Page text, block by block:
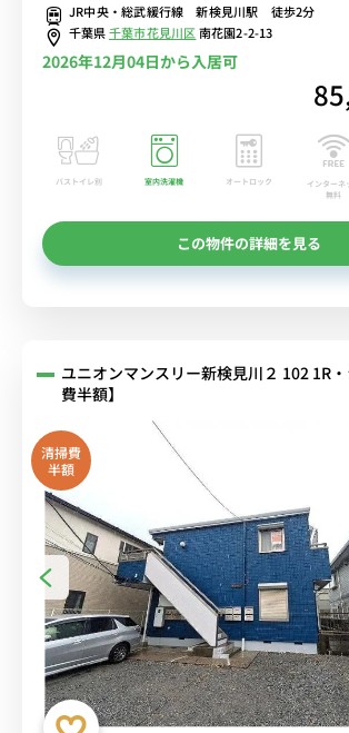
JR中央・総武緩行線 新検見川駅 徒歩2分
千葉県千葉市花見川区南花園2-2-13
2026年12月04日から入居可
バストイレ別 室内洗濯機 オートロック
インターネ
無料
この物件の詳細を見る
ユニオンマンスリー新検見川２ 102 1R
費半額】
清掃費
半額